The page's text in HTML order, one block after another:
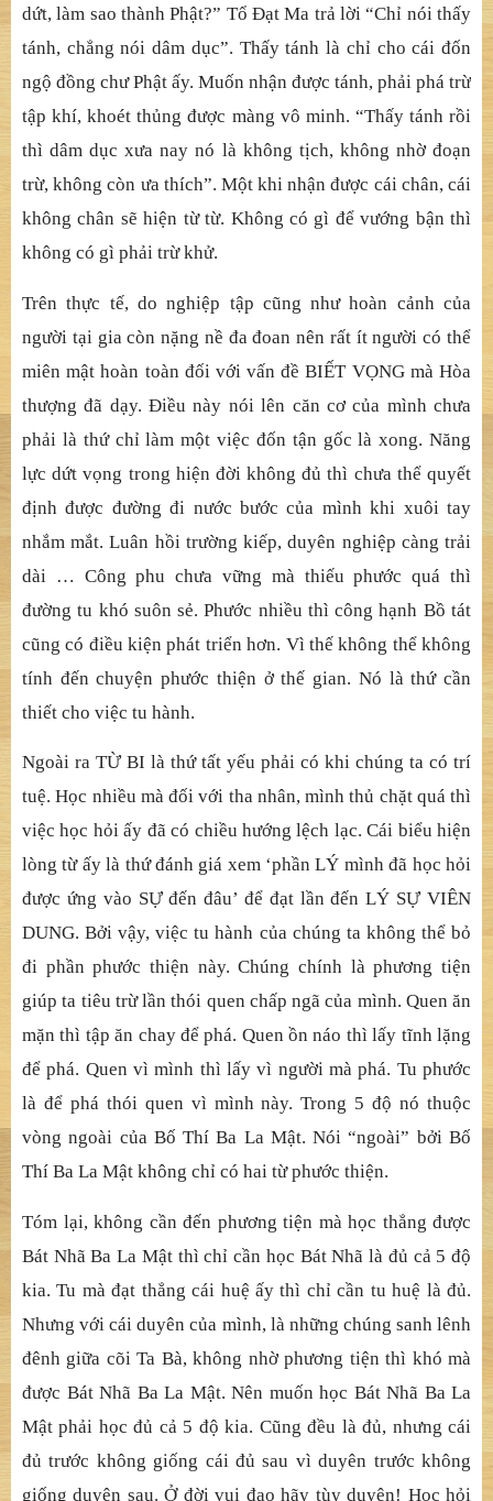
dứt, làm sao thành Phật?” Tổ Đạt Ma trả lời “Chỉ nói thấy
tánh, chẳng nói dâm dục”. Thấy tánh là chỉ cho cái đốn
ngộ đồng chư Phật ấy. Muốn nhận được tánh, phải phá trừ
tập khí, khoét thủng được màng vô minh. “Thấy tánh rồi
thì dâm dục xưa nay nó là không tịch, không nhờ đoạn
trừ, không còn ưa thích”. Một khi nhận được cái chân, cái
không chân sẽ hiện từ từ. Không có gì để vướng bận thì
không có gì phải trừ khử.
Trên thực tế, do nghiệp tập cũng như hoàn cảnh của
người tại gia còn nặng nề đa đoan nên rất ít người có thể
miên mật hoàn toàn đối với vấn đề BIẾT VỌNG mà Hòa
thượng đã dạy. Điều này nói lên căn cơ của mình chưa
phải là thứ chỉ làm một việc đốn tận gốc là xong. Năng
lực dứt vọng trong hiện đời không đủ thì chưa thể quyết
định được đường đi nước bước của mình khi xuôi tay
nhắm mắt. Luân hồi trường kiếp, duyên nghiệp càng trải
dài … Công phu chưa vững mà thiếu phước quá thì
đường tu khó suôn sẻ. Phước nhiều thì công hạnh Bồ tát
cũng có điều kiện phát triển hơn. Vì thế không thể không
tính đến chuyện phước thiện ở thế gian. Nó là thứ cần
thiết cho việc tu hành.
Ngoài ra TỪ BI là thứ tất yếu phải có khi chúng ta có trí
tuệ. Học nhiều mà đối với tha nhân, mình thủ chặt quá thì
việc học hỏi ấy đã có chiều hướng lệch lạc. Cái biểu hiện
lòng từ ấy là thứ đánh giá xem ‘phần LÝ mình đã học hỏi
được ứng vào SỰ đến đâu’ để đạt lần đến LÝ SỰ VIÊN
DUNG. Bởi vậy, việc tu hành của chúng ta không thể bỏ
đi phần phước thiện này. Chúng chính là phương tiện
giúp ta tiêu trừ lần thói quen chấp ngã của mình. Quen ăn
mặn thì tập ăn chay để phá. Quen ồn náo thì lấy tĩnh lặng
để phá. Quen vì mình thì lấy vì người mà phá. Tu phước
là để phá thói quen vì mình này. Trong 5 độ nó thuộc
vòng ngoài của Bố Thí Ba La Mật. Nói “ngoài” bởi Bố
Thí Ba La Mật không chỉ có hai từ phước thiện.
Tóm lại, không cần đến phương tiện mà học thẳng được
Bát Nhã Ba La Mật thì chỉ cần học Bát Nhã là đủ cả 5 độ
kia. Tu mà đạt thẳng cái huệ ấy thì chỉ cần tu huệ là đủ.
Nhưng với cái duyên của mình, là những chúng sanh lênh
đênh giữa cõi Ta Bà, không nhờ phương tiện thì khó mà
được Bát Nhã Ba La Mật. Nên muốn học Bát Nhã Ba La
Mật phải học đủ cả 5 độ kia. Cũng đều là đủ, nhưng cái
đủ trước không giống cái đủ sau vì duyên trước không
giống duyên sau. Ở đời vui đạo hãy tùy duyên! Học hỏi